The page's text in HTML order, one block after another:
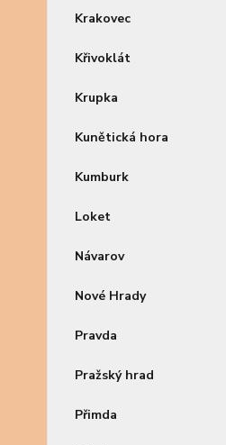
Krakovec
Křivoklát
Krupka
Kunětická hora
Kumburk
Loket
Návarov
Nové Hrady
Pravda
Pražský hrad
Přimda